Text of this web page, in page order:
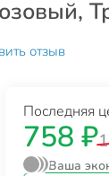
отзыв
Последняя
758 ₽
Ваша